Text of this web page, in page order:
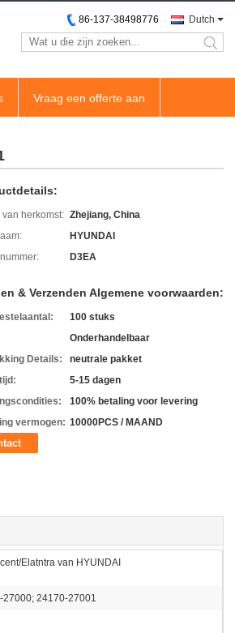
Dutch
86-137-38498776
search
Vraag een offerte aan
van herkomst: Zhejiang, China
HYUNDAI
D3EA
& Verzenden Algemene voorwaarden:
100 stuks
Onderhandelbaar
Details:
neutrale pakket
5-15 dagen
100% betaling voor levering
vermogen: 10000PCS / MAAND
Elatntra van HYUNDAI
27000; 24170-27001